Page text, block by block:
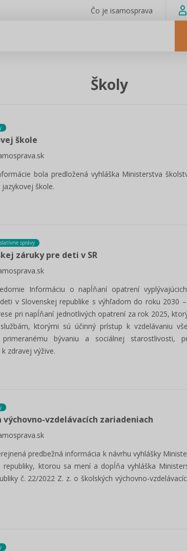
Čo je isamosprava
Školy
škole
bola predložená vyhláška Ministerstva
škole.
správy
záruky pre deti v SR
Informáciu o napĺňaní opatrení
v Slovenskej republike s výhľadom do roku 2030
pri napĺňaní jednotlivých opatrení za rok 2025,
ktorými sú účinný prístup k vzdelávaniu
bývaniu a sociálnej starostlivosti,
zdravej výžive.
výchovno-vzdelávacích zariadeniach
predbežná informácia k návrhu vyhlášky
republiky, ktorou sa mení a dopĺňa vyhláška
č. 22/2022 Z. z. o školských výchovno-